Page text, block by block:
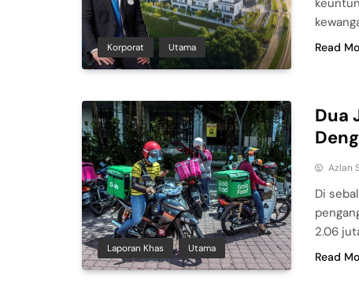
Korporat Utama Read
Laporan Khas Utama
Dua
Azlan
Di
2.06
Read